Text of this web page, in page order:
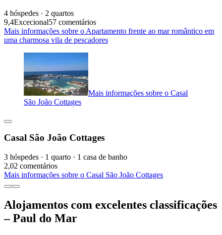
4 hóspedes · 2 quartos
9,4Excecional57 comentários
Mais informações sobre o Apartamento frente ao mar romântico em
uma charmosa vila de pescadores
Mais informações sobre o Casal
São João Cottages
Casal São João Cottages
3 hóspedes · 1 quarto · 1 casa de banho
2,02 comentários
Mais informações sobre o Casal São João Cottages
Alojamentos com excelentes classificações
– Paul do Mar